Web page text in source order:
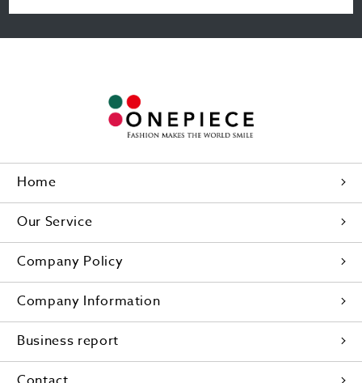
Home
Our Service
Company Policy
Company Information
Business report